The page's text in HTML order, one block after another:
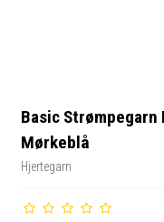
Basic
Mørkeblå
Hjertegarn